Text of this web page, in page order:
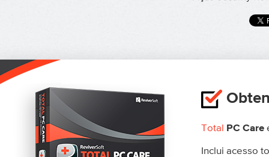
Total PC Care
Inclui acesso